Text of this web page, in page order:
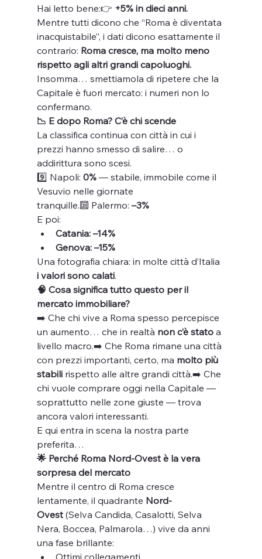
Hai letto bene:👉 +5% in dieci anni.
Mentre tutti dicono che “Roma è diventata
inacquistabile”, i dati dicono esattamente il
contrario: Roma cresce, ma molto meno
rispetto agli altri grandi capoluoghi.
Insomma… smettiamola di ripetere che la
Capitale è fuori mercato: i numeri non lo
confermano.
📉 E dopo Roma? C’è chi scende
La classifica continua con città in cui i
prezzi hanno smesso di salire… o
addirittura sono scesi.
9️⃣ Napoli: 0% — stabile, immobile come il
Vesuvio nelle giornate
tranquille.🔟 Palermo: –3%
E poi:
Catania: –14%
Genova: –15%
Una fotografia chiara: in molte città d’Italia
i valori sono calati.
🧠 Cosa significa tutto questo per il
mercato immobiliare?
➡️ Che chi vive a Roma spesso percepisce
un aumento… che in realtà non c’è stato a
livello macro.➡️ Che Roma rimane una città
con prezzi importanti, certo, ma molto più
stabili rispetto alle altre grandi città.➡️ Che
chi vuole comprare oggi nella Capitale —
soprattutto nelle zone giuste — trova
ancora valori interessanti.
E qui entra in scena la nostra parte
preferita…
🌟 Perché Roma Nord-Ovest è la vera
sorpresa del mercato
Mentre il centro di Roma cresce
lentamente, il quadrante Nord-
Ovest (Selva Candida, Casalotti, Selva
Nera, Boccea, Palmarola…) vive da anni
una fase brillante: